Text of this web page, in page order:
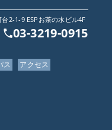
2-1-9 ESPお茶の水ビル4F
03-3219-0915
ス アクセス